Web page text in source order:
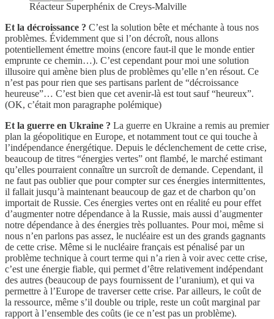
Réacteur Superphénix de Creys-Malville
Et la décroissance ? C’est la solution bête et méchante à tous nos
problèmes. Évidemment que si l’on décroît, nous allons
potentiellement émettre moins (encore faut-il que le monde entier
emprunte ce chemin…). C’est cependant pour moi une solution
illusoire qui amène bien plus de problèmes qu’elle n’en résout. Ce
n’est pas pour rien que ses partisans parlent de “décroissance
heureuse”… C’est bien que cet avenir-là est tout sauf “heureux”.
(OK, c’était mon paragraphe polémique)
Et la guerre en Ukraine ? La guerre en Ukraine a remis au premier
plan la géopolitique en Europe, et notamment tout ce qui touche à
l’indépendance énergétique. Depuis le déclenchement de cette crise,
beaucoup de titres “énergies vertes” ont flambé, le marché estimant
qu’elles pourraient connaître un surcroît de demande. Cependant, il
ne faut pas oublier que pour compter sur ces énergies intermittentes,
il fallait jusqu’à maintenant beaucoup de gaz et de charbon qu’on
importait de Russie. Ces énergies vertes ont en réalité eu pour effet
d’augmenter notre dépendance à la Russie, mais aussi d’augmenter
notre dépendance à des énergies très polluantes. Pour moi, même si
nous n’en parlons pas assez, le nucléaire est un des grands gagnants
de cette crise. Même si le nucléaire français est pénalisé par un
problème technique à court terme qui n’a rien à voir avec cette crise,
c’est une énergie fiable, qui permet d’être relativement indépendant
des autres (beaucoup de pays fournissent de l’uranium), et qui va
permettre à l’Europe de traverser cette crise. Par ailleurs, le coût de
la ressource, même s’il double ou triple, reste un coût marginal par
rapport à l’ensemble des coûts (ie ce n’est pas un problème).